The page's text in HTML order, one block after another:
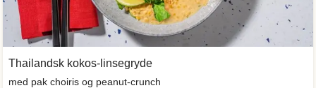
Thailandsk kokos-linsegryde
med pak choiris og peanut-crunch